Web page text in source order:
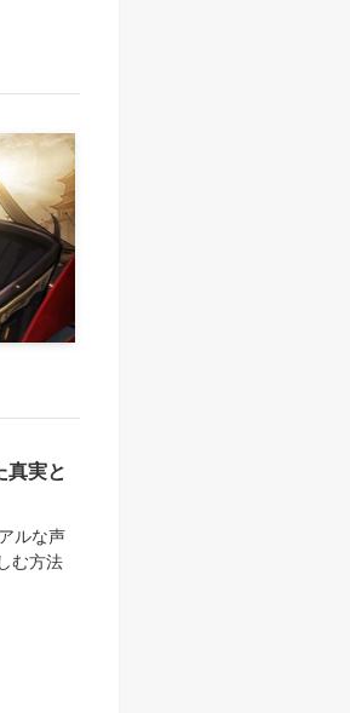
真実と
ルな声
む方法